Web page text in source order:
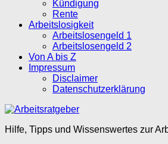
Kündigung
Rente
Arbeitslosigkeit
Arbeitslosengeld 1
Arbeitslosengeld 2
Von A bis Z
Impressum
Disclaimer
Datenschutzerklärung
Hilfe, Tipps und Wissenswertes zur